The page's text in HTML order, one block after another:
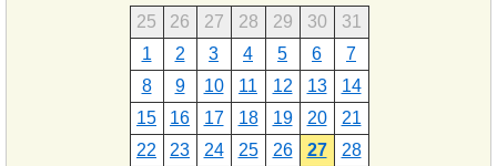
25 26 27 28 29 30
31
1
2 3 4 5 6
7
8
9 10 11 12 13
14
15
16 17 18 19 20
21
22
23 24 25 26 27
28